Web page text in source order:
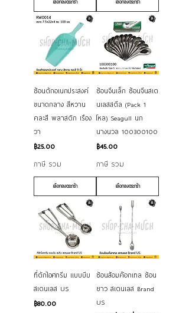
เลือกลงตระกร้า เลือกลงตระกร้า
ช้อนตักอเนกประสงค์
ขนาดกลาง สีหวาน
คละสี พลาสติก เรือง
วา
ราคา
฿25.00
ภาษี รวม
เลือกลงตระกร้า
ช้อนจีนเล็ก ช้อนจีนสเต
นเลสสตีล (Pack 1
โหล) Seagull นก
นางนวล 100300100
ราคา
฿45.00
ภาษี รวม
เลือกลงตระกร้า
ที่ตักไอศกรีม แบบบีบ
สเตนเลส US
ราคา
฿80.00
ช้อนส้อมค๊อกเทล ช้อน
ยาว สเตนเลส Brand
US